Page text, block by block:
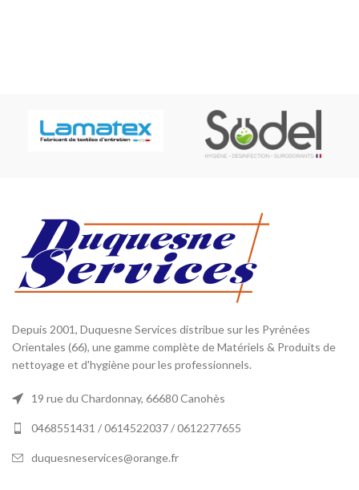
Depuis 2001, Duquesne Services distribue sur les Pyrénées
Orientales (66), une gamme complète de Matériels & Produits de
nettoyage et d'hygiène pour les professionnels.
19 rue du Chardonnay, 66680 Canohès
0468551431 / 0614522037 / 0612277655
duquesneservices@orange.fr